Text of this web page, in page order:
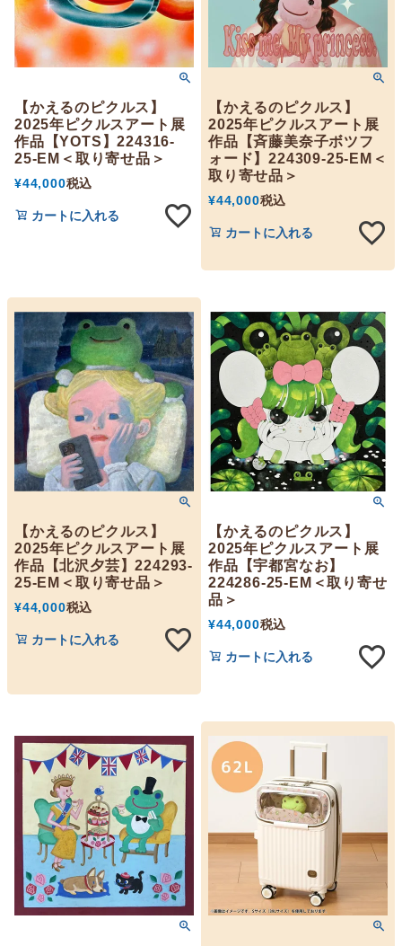
【かえるのピクルス】
2025年ピクルスアート展
作品【YOTS】224316-
25-EM＜取り寄せ品＞
¥44,000税込
カートに入れる
【かえるのピクルス】
2025年ピクルスアート展
作品【斉藤美奈子ボツフ
ォード】224309-25-EM＜
取り寄せ品＞
¥44,000税込
カートに入れる
【かえるのピクルス】
2025年ピクルスアート展
作品【北沢夕芸】224293-
25-EM＜取り寄せ品＞
¥44,000税込
カートに入れる
【かえるのピクルス】
2025年ピクルスアート展
作品【宇都宮なお】
224286-25-EM＜取り寄せ
品＞
¥44,000税込
カートに入れる